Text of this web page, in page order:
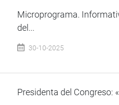
Microprograma.
del...
30-10-2025
Presidenta del Congreso: